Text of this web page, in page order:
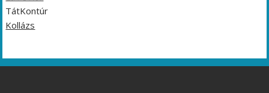
TátKontúr
Kollázs